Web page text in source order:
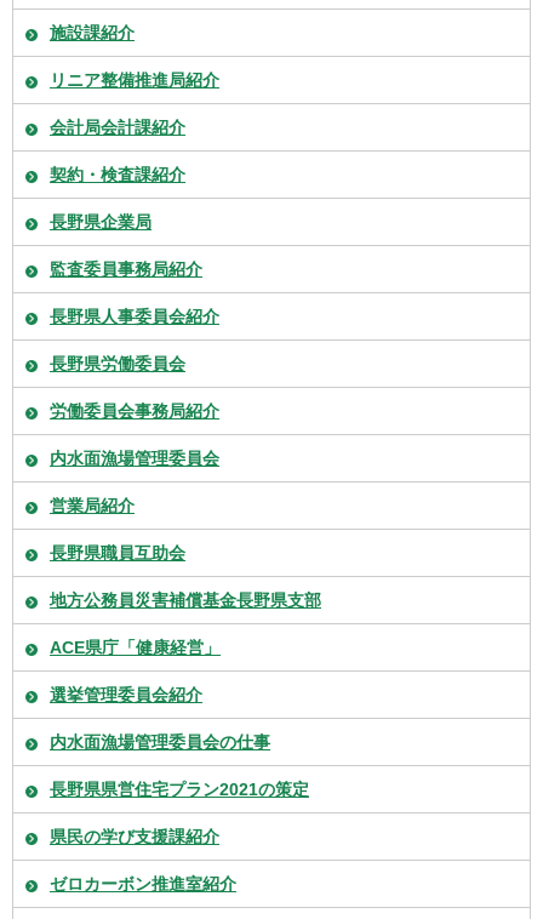
施設課紹介
リニア整備推進局紹介
会計局会計課紹介
契約・検査課紹介
長野県企業局
監査委員事務局紹介
長野県人事委員会紹介
長野県労働委員会
労働委員会事務局紹介
内水面漁場管理委員会
営業局紹介
長野県職員互助会
地方公務員災害補償基金長野県支部
ACE県庁「健康経営」
選挙管理委員会紹介
内水面漁場管理委員会の仕事
長野県県営住宅プラン2021の策定
県民の学び支援課紹介
ゼロカーボン推進室紹介